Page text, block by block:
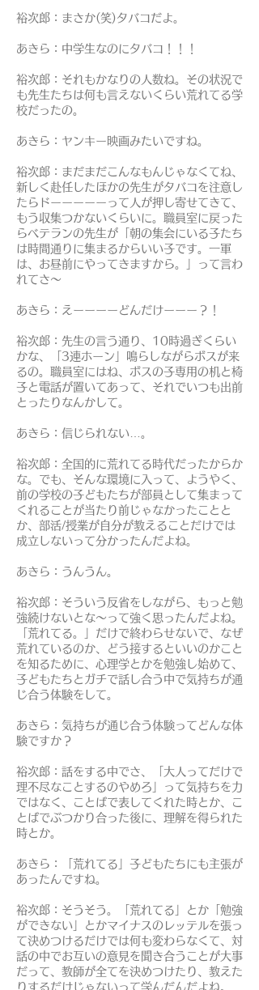
裕次郎：まさか(笑)タバコだよ。
あきら：中学生なのにタバコ！！！
裕次郎：それもかなりの人数ね。その状況で
も先生たちは何も言えないくらい荒れてる学
校だったの。
あきら：ヤンキー映画みたいですね。
裕次郎：まだまだこんなもんじゃなくてね、
新しく赴任したほかの先生がタバコを注意し
たらドーーーーーって人が押し寄せてきて、
もう収集つかないくらいに。職員室に戻った
らベテランの先生が「朝の集会にいる子たち
は時間通りに集まるからいい子です。一軍
は、お昼前にやってきますから。」って言わ
れてさ～
あきら：えーーーーどんだけーーー？！
裕次郎：先生の言う通り、10時過ぎくらい
かな、「3連ホーン」鳴らしながらボスが来
るの。職員室にはね、ボスの子専用の机と椅
子と電話が置いてあって、それでいつも出前
とったりなんかして。
あきら：信じられない…。
裕次郎：全国的に荒れてる時代だったからか
な。でも、そんな環境に入って、ようやく、
前の学校の子どもたちが部員として集まって
くれることが当たり前じゃなかったことと
か、部活/授業が自分が教えることだけでは
成立しないって分かったんだよね。
あきら：うんうん。
裕次郎：そういう反省をしながら、もっと勉
強続けないとな～って強く思ったんだよね。
「荒れてる。」だけで終わらせないで、なぜ
荒れているのか、どう接するといいのかこと
を知るために、心理学とかを勉強し始めて、
子どもたちとガチで話し合う中で気持ちが通
じ合う体験をして。
あきら：気持ちが通じ合う体験ってどんな体
験ですか？
裕次郎：話をする中でさ、「大人ってだけで
理不尽なことするのやめろ」って気持ちを力
ではなく、ことばで表してくれた時とか、こ
とばでぶつかり合った後に、理解を得られた
時とか。
あきら：「荒れてる」子どもたちにも主張が
あったんですね。
裕次郎：そうそう。「荒れてる」とか「勉強
ができない」とかマイナスのレッテルを張っ
て決めつけるだけでは何も変わらなくて、対
話の中でお互いの意見を聞き合うことが大事
だって、教師が全てを決めつけたり、教えた
りするだけじゃないって学んだんだよね。